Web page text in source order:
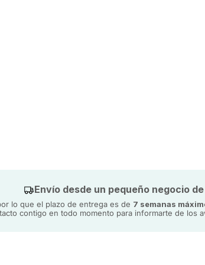
Envío desde un pequeño negocio
lo que el plazo de entrega es de 7 semanas
contigo en todo momento para informarte de los